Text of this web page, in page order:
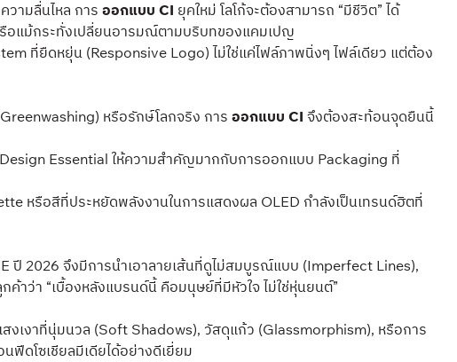
วามลื่นไหล การ ออกแบบ CI ยุคใหม่ โลโก้จะต้องสามารถ “มีชีวิต” ได้
อแม้กระทั่งเปลี่ยนอารมณ์ตามบริบทของแคมเปญ
ที่ยืดหยุ่น (Responsive Logo) ไม่ใช่แค่ไฟล์ภาพนิ่งๆ ไฟล์เดียว แต่ต้อง
หรือรักษ์โลกจริง การ ออกแบบ CI จึงต้องสะท้อนจุดยืนนี้
Essential ให้ความสำคัญมากกับการออกแบบ Packaging ที่
หรือสีที่ประหยัดพลังงานในการแสดงผล OLED กำลังเป็นเทรนด์ฮิตที่
ปี 2026 จึงมีการนำเอาลายเส้นที่ดูไม่สมบูรณ์แบบ (Imperfect Lines),
ว่า “เบื้องหลังแบรนด์นี้ คือมนุษย์ที่มีหัวใจ ไม่ใช่หุ่นยนต์”
สงเงาที่นุ่มนวล (Soft Shadows), วัสดุแก้ว (Glassmorphism), หรือการ
ฟีดโซเชียลมีเดียได้อย่างดีเยี่ยม